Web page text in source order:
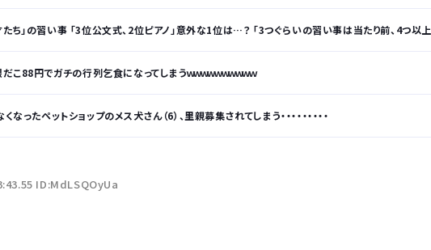
」の習い事 「3位公文式、2位ピアノ」意外な1位は…？ 「3つぐらいの習い事は当たり前、4つ以上の家庭も多数」
こ88円でガチの行列乞食になってしまうｗｗｗｗｗｗｗｗｗｗ
なったペットショップのメス犬さん（6）、里親募集されてしまう・・・・・・・・・
ID:MdLSQOyUa